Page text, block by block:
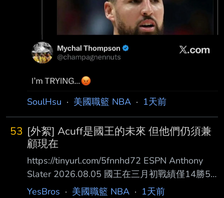
SoulHsu · 美國職籃 NBA · 1天前
53 [外絮] Acuff是國王的未來 但他們仍須兼
顧現在
https://tinyurl.com/5fnnhd72 ESPN Anthony
Slater 2026.08.05 國王在三月初戰績僅14勝50
敗排名墊底，穩穩站在起碼前五順位的有利位
YesBros · 美國職籃 NBA · 1天前